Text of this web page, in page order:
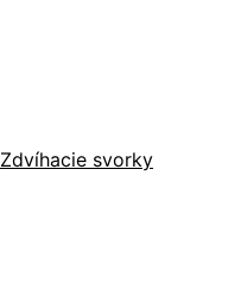
Zdvíhacie svorky